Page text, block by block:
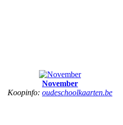
November
Koopinfo: oudeschoolkaarten.be